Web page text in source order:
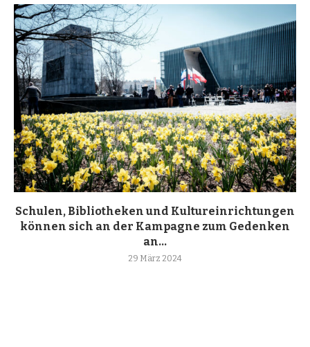
Schulen, Bibliotheken und Kultureinrichtungen
können sich an der Kampagne zum Gedenken
an...
29 März 2024